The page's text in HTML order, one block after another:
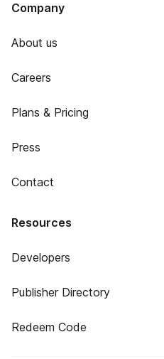
Company
About us
Careers
Plans & Pricing
Press
Contact
Resources
Developers
Publisher Directory
Redeem Code